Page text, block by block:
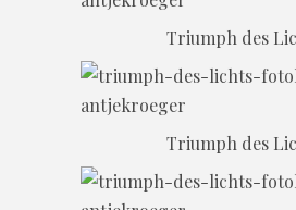
Triumph des
Triumph des